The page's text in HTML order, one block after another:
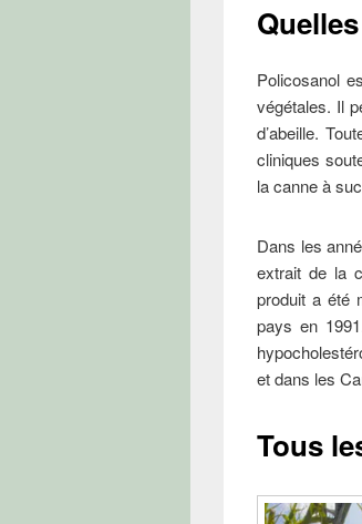
Policosanol
végétales. Il
d’abeille.
cliniques
la canne à
Dans les
extrait de la
produit a été
pays en
et dans les
Tous